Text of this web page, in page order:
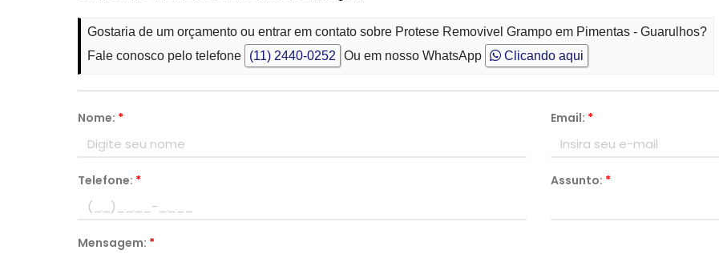
Gostaria de um orçamento ou entrar em contato sobre Protese Removivel Grampo em Pimentas - Guarulhos?
Fale conosco pelo telefone
(11) 2440-0252 Ou em nosso WhatsApp Clicando aqui
Nome: * Email: *
Telefone: * Assunto: *
Mensagem: *